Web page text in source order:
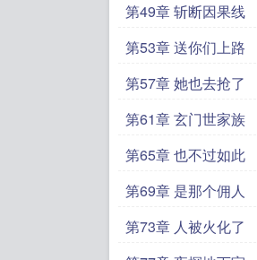
第49章 斩断因果线
第53章 送你们上路
第57章 她也去抢了
第61章 玄门世家族
第65章 也不过如此
第69章 是那个佣人
第73章 人被火化了